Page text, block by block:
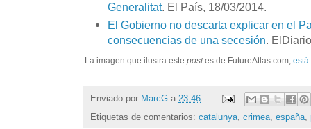
Generalitat. El País, 18/03/2014.
El Gobierno no descarta explicar en el
consecuencias de una secesión .
La imagen que ilustra este postes de FutureAtlas.com, está
Enviado por MarcG a 23:46
Etiquetas de comentarios: catalunya, crimea, españa,